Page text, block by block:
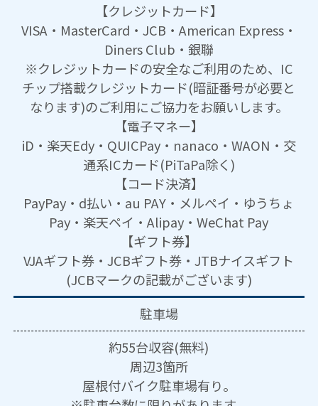
【クレジットカード】
VISA・MasterCard・JCB・American Express・
Diners Club・銀聯
※クレジットカードの安全なご利用のため、IC
チップ搭載クレジットカード(暗証番号が必要と
なります)のご利用にご協力をお願いします。
【電子マネー】
iD・楽天Edy・QUICPay・nanaco・WAON・交
通系ICカード(PiTaPa除く)
【コード決済】
PayPay・d払い・au PAY・メルペイ・ゆうちょ
Pay・楽天ペイ・Alipay・WeChat Pay
【ギフト券】
VJAギフト券・JCBギフト券・JTBナイスギフト
(JCBマークの記載がございます)
駐車場
約55台収容(無料)
周辺3箇所
屋根付バイク駐車場有り。